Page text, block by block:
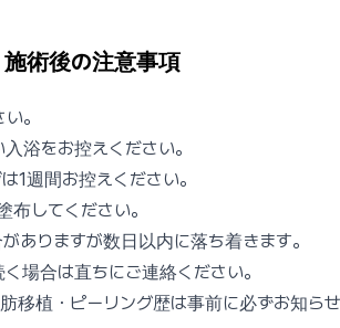
施術後の注意事項
。
浴をお控えください。
1週間お控えください。
してください。
ありますが数日以内に落ち着きます。
場合は直ちにご連絡ください。
移植・ピーリング歴は事前に必ずお知ら